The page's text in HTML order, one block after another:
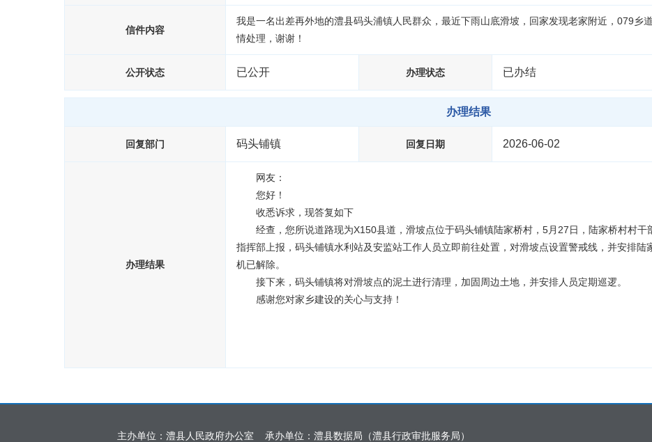
信件内容
我是一名出差再外地的澧县码头浦镇人民群众，最近下雨山底滑坡，回家发现老家附近，079乡
情处理，谢谢！
公开状态 已公开 办理状态 已办结
办理结果
回复部门 码头铺镇 回复日期 2026-06-02
办理结果
网友：
您好！
收悉诉求，现答复如下
经查，您所说道路现为X150县道，滑坡点位于码头铺镇陆家桥村，5月27日，陆家桥村村干
指挥部上报，码头铺镇水利站及安监站工作人员立即前往处置，对滑坡点设置警戒线，并安排
机已解除。
接下来，码头铺镇将对滑坡点的泥土进行清理，加固周边土地，并安排人员定期巡逻。
感谢您对家乡建设的关心与支持！
主办单位：澧县人民政府办公室 承办单位：澧县数据局（澧县行政审批服务局）